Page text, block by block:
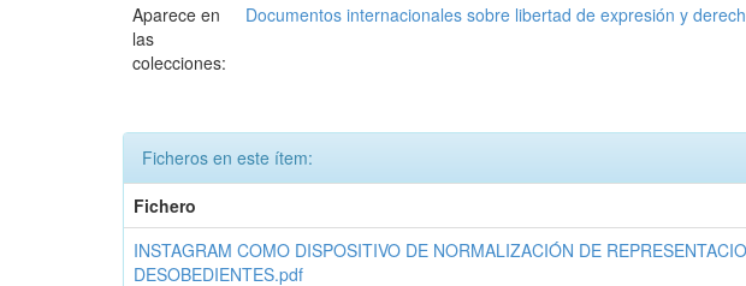
Aparece en
las
colecciones:
Documentos internacionales sobre libertad de expresión y
Ficheros en este ítem:
Fichero
INSTAGRAM COMO DISPOSITIVO DE NORMALIZACIÓN DE
DESOBEDIENTES.pdf